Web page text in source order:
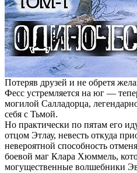
Потеряв друзей и не обретя
Фесс устремляется на юг —
могилой Салладорца,
себя с Тьмой.
Но практически по пятам его
отцом Этлау, невесть откуда
невероятной способность
боевой маг Клара Хюммель,
могущественные волшебники